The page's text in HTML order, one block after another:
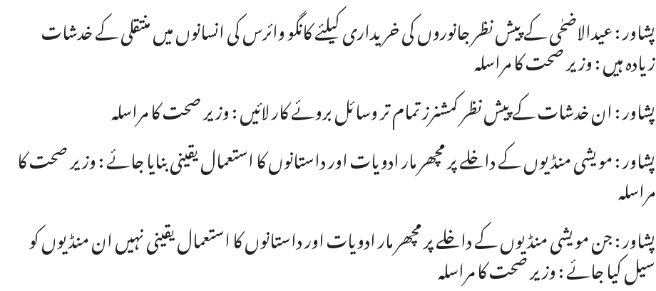
پشاور : عیدالاضحٰی کے پیش نظر جانوروں کی خریداری کیلئے کانگو وائرس کی انسانوں میں منتقلی کے خدشات
زیادہ ہیں : وزیر صحت کا مراسلہ
پشاور : ان خدشات کے پیش نظر کمشنرز تمام تر وسائل بروئے کار لائیں : وزیر صحت کا مراسلہ
پشاور : مویشی منڈیوں کے داخلے پر مچھر مار ادویات اور داستانوں کا استعمال یقینی بنایا جائے : وزیر صحت کا
مراسلہ
پشاور : جن مویشی منڈیوں کے داخلے پر مچھر مار ادویات اور داستانوں کا استعمال یقینی نہیں ان منڈیوں کو
سیل کیا جائے : وزیر صحت کا مراسلہ